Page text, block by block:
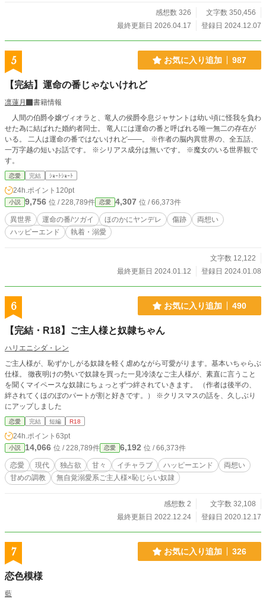
感想数 326
文字数 350,456
最終更新日 2026.04.17
登録日 2024.12.07
5 お気に入り追加 987
【完結】運命の番じゃないけれど
凛蓮月
書籍情報
人間の伯爵令嬢ヴィオラと、竜人の侯爵令息ジャサントは幼い頃に怪我を負わ
せた為に結ばれた婚約者同士。 竜人には運命の番と呼ばれる唯一無二の存在が
いる。 二人は運命の番ではないけれど――。 ※作者の脳内異世界の、全五話、
一万字越の短いお話です。 ※シリアス成分は無いです。 ※魔女のいる世界観で
す。
恋愛 完結 ｼｮｰﾄｼｮｰﾄ
24h.ポイント 120pt
小説 9,756 位 / 228,789件 恋愛 4,307 位 / 66,373件
異世界 運命の番/ツガイ ほのかにヤンデレ 傷跡
両想い
ハッピーエンド
執着・溺愛
文字数 12,122
最終更新日 2024.01.12
登録日 2024.01.08
6 お気に入り追加 490
【完結・R18】ご主人様と奴隷ちゃん
ハリエニシダ・レン
ご主人様が、恥ずかしがる奴隷を軽く虐めながら可愛がります。基本いちゃらぶ
仕様。 徹夜明けの勢いで奴隷を買った一見冷淡なご主人様が、素直に言うこと
を聞くマイペースな奴隷にちょっとずつ絆されていきます。 （作者は後半の、
絆されてくほのぼのパートが割と好きです。） ※クリスマスの話を、久しぶり
にアップしました
恋愛 完結 短編 R18
24h.ポイント 63pt
小説 14,066 位 / 228,789件 恋愛 6,192 位 / 66,373件
恋愛 現代 独占欲 甘々 イチャラブ ハッピーエンド
両想い
甘めの調教
無自覚溺愛系ご主人様×恥じらい奴隷
感想数 2
文字数 32,108
最終更新日 2022.12.24
登録日 2020.12.17
7 お気に入り追加 326
恋色模様
藍